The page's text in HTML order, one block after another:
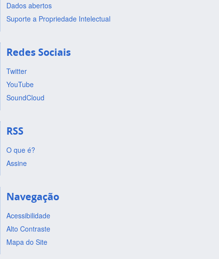
Dados abertos
Suporte a Propriedade Intelectual
Redes Sociais
Twitter
YouTube
SoundCloud
RSS
O que é?
Assine
Navegação
Acessibilidade
Alto Contraste
Mapa do Site